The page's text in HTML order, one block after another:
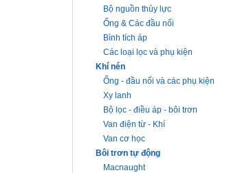
Bộ nguồn thủy lực
Ống & Các đầu nối
Bình tích áp
Các loại lọc và phụ kiện
Khí nén
Ống - đầu nối và các phụ kiện
Xy lanh
Bộ lọc - điều áp - bôi trơn
Van điện từ - Khí
Van cơ học
Bôi trơn tự động
Macnaught